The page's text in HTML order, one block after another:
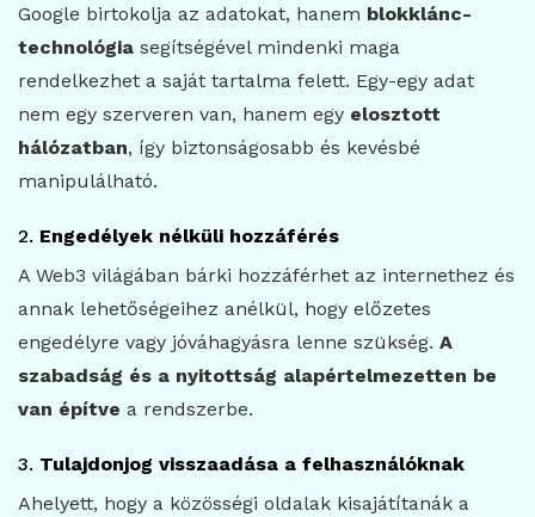
Google birtokolja az adatokat, hanem blokklánc-
technológia segítségével mindenki maga
rendelkezhet a saját tartalma felett. Egy-egy adat
nem egy szerveren van, hanem egy elosztott
hálózatban, így biztonságosabb és kevésbé
manipulálható.
2. Engedélyek nélküli hozzáférés
A Web3 világában bárki hozzáférhet az internethez és
annak lehetőségeihez anélkül, hogy előzetes
engedélyre vagy jóváhagyásra lenne szükség. A
szabadság és a nyitottság alapértelmezetten be
van építve a rendszerbe.
3. Tulajdonjog visszaadása a felhasználóknak
Ahelyett, hogy a közösségi oldalak kisajátítanák a